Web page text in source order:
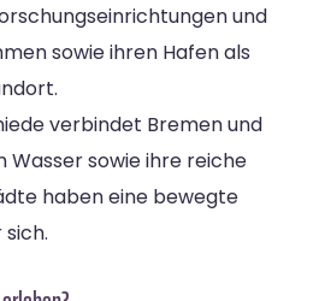
und
sowie ihren Hafen als
verbindet Bremen und
Wasser sowie ihre reiche
haben eine bewegte